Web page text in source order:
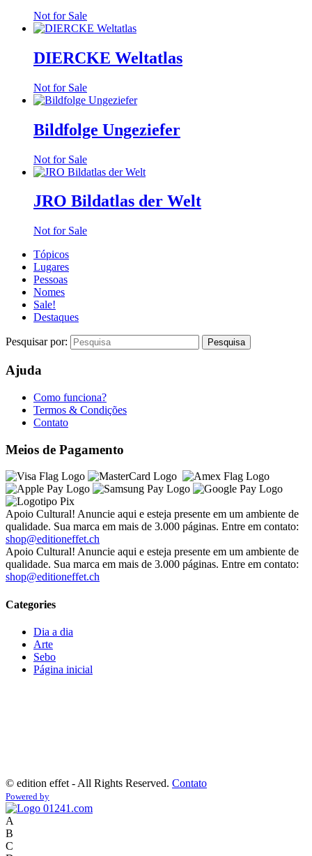
Not for Sale
DIERCKE Weltatlas
Not for Sale
Bildfolge Ungeziefer
Not for Sale
JRO Bildatlas der Welt
Not for Sale
Tópicos
Lugares
Pessoas
Nomes
Sale!
Destaques
Pesquisar por:
Ajuda
Como funciona?
Termos & Condições
Contato
Meios de Pagamento
Apoio Cultural! Anuncie aqui e esteja presente em um ambiente de
qualidade. Sua marca em mais de 3.000 páginas. Entre em contato:
shop@editioneffet.ch
Apoio Cultural! Anuncie aqui e esteja presente em um ambiente de
qualidade. Sua marca em mais de 3.000 páginas. Entre em contato:
shop@editioneffet.ch
Categories
Dia a dia
Arte
Sebo
Página inicial
© edition effet - All Rights Reserved. Contato
Powered by
A
B
C